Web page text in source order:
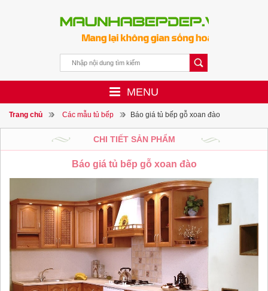
MENU
Trang chủ Các mẫu tủ bếp Báo giá tủ bếp gỗ xoan đào
CHI TIẾT SẢN PHẨM
Báo giá tủ bếp gỗ xoan đào